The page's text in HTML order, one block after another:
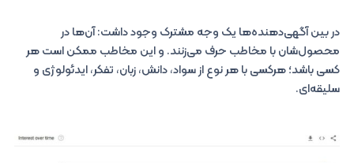
در بین آگهی‌دهنده‌ها یک وجه مشترک وجود داشت: آن‌ها در
محصول‌شان با مخاطب حرف می‌زنند. و این مخاطب ممکن است هر
کسی باشد؛ هرکسی با هر نوع از سواد، دانش، زبان، تفکر، ایدئولوژی و
سلیقه‌ای.